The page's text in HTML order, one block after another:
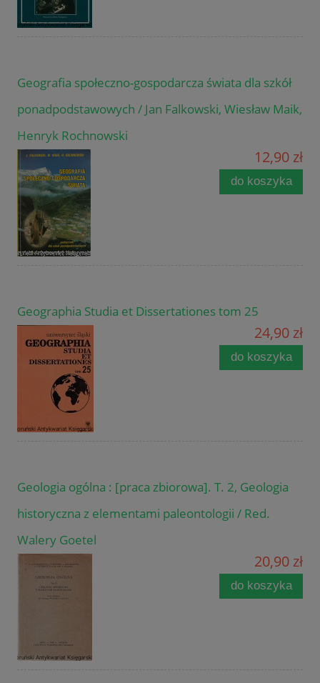
Geografia społeczno-gospodarcza świata dla szkół
ponadpodstawowych / Jan Falkowski, Wiesław Maik,
Henryk Rochnowski
12,90 zł
do koszyka
Geographia Studia et Dissertationes tom 25
24,90 zł
do koszyka
Geologia ogólna : [praca zbiorowa]. T. 2, Geologia
historyczna z elementami paleontologii / Red.
Walery Goetel
20,90 zł
do koszyka